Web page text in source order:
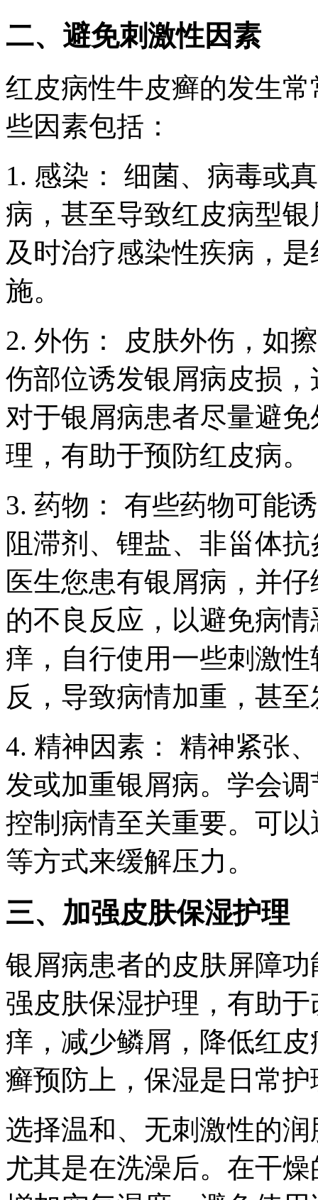
二、避免刺激性因素
红皮病性牛皮癣的发生
些因素包括：
1. 感染： 细菌、病毒或
病，甚至导致红皮病型
及时治疗感染性疾病，
施。
2. 外伤： 皮肤外伤，如
伤部位诱发银屑病皮损
对于银屑病患者尽量避
理，有助于预防红皮病。
3. 药物： 有些药物可能
阻滞剂、锂盐、非甾体
医生您患有银屑病，并
的不良反应，以避免病
痒，自行使用一些刺激
反，导致病情加重，甚
4. 精神因素： 精神紧张
发或加重银屑病。学会
控制病情至关重要。可
等方式来缓解压力。
三、加强皮肤保湿护理
银屑病患者的皮肤屏障
强皮肤保湿护理，有助
痒，减少鳞屑，降低红
癣预防上，保湿是日常
选择温和、无刺激性的
尤其是在洗澡后。在干